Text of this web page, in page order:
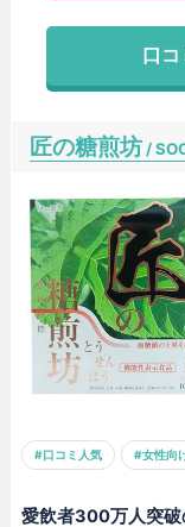
口コ
匠の糖煎坊/
#口コミ人気 #女性向
愛飲者300万人突破